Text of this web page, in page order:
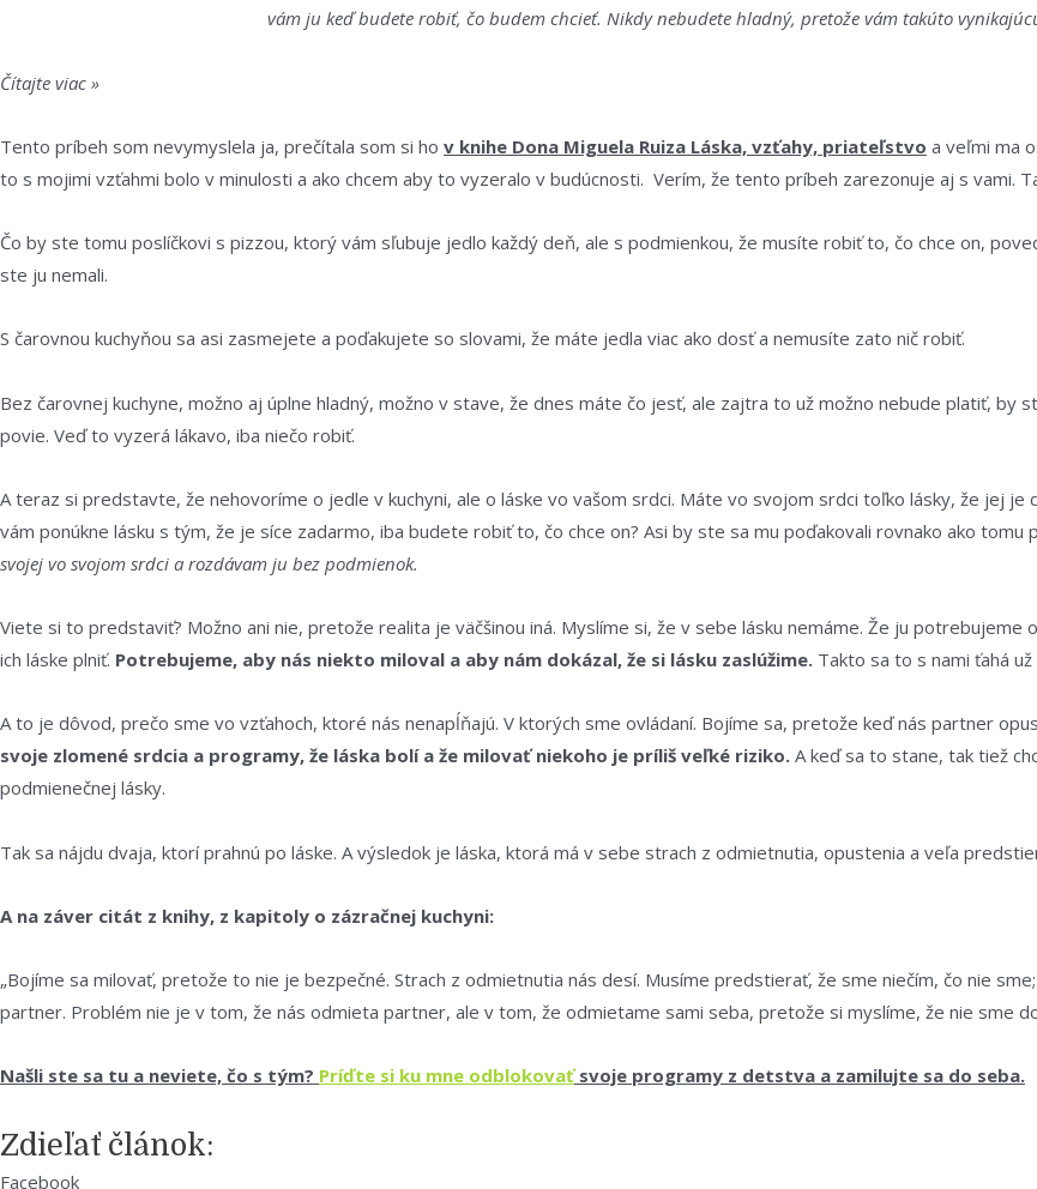
vám ju keď budete robiť, čo budem chcieť. Nikdy nebudete hladný, pretože vám takúto
Čítajte viac »
Tento príbeh som nevymyslela ja, prečítala som si ho v knihe Dona Miguela Ruiza Láska, vzťahy, priateľstvo a veľmi ma
to s mojimi vzťahmi bolo v minulosti a ako chcem aby to vyzeralo v budúcnosti. Verím, že tento príbeh zarezonuje aj s vami.
Čo by ste tomu poslíčkovi s pizzou, ktorý vám sľubuje jedlo každý deň, ale s podmienkou, že musíte robiť to, čo chce on,
ste ju nemali.
S čarovnou kuchyňou sa asi zasmejete a poďakujete so slovami, že máte jedla viac ako dosť a nemusíte zato nič robiť.
Bez čarovnej kuchyne, možno aj úplne hladný, možno v stave, že dnes máte čo jesť, ale zajtra to už možno nebude platiť,
povie. Veď to vyzerá lákavo, iba niečo robiť.
A teraz si predstavte, že nehovoríme o jedle v kuchyni, ale o láske vo vašom srdci. Máte vo svojom srdci toľko lásky, že jej
vám ponúkne lásku s tým, že je síce zadarmo, iba budete robiť to, čo chce on? Asi by ste sa mu poďakovali rovnako ako tomu
svojej vo svojom srdci a rozdávam ju bez podmienok.
Viete si to predstaviť? Možno ani nie, pretože realita je väčšinou iná. Myslíme si, že v sebe lásku nemáme. Že ju
ich láske plniť. Potrebujeme, aby nás niekto miloval a aby nám dokázal, že si lásku zaslúžime. Takto sa to s nami ťahá
A to je dôvod, prečo sme vo vzťahoch, ktoré nás nenapĺňajú. V ktorých sme ovládaní. Bojíme sa, pretože keď nás partner
svoje zlomené srdcia a programy, že láska bolí a že milovať niekoho je príliš veľké riziko. A keď sa to stane, tak tiež
podmienečnej lásky.
Tak sa nájdu dvaja, ktorí prahnú po láske. A výsledok je láska, ktorá má v sebe strach z odmietnutia, opustenia a veľa
A na záver citát z knihy, z kapitoly o zázračnej kuchyni:
„Bojíme sa milovať, pretože to nie je bezpečné. Strach z odmietnutia nás desí. Musíme predstierať, že sme niečím, čo nie
partner. Problém nie je v tom, že nás odmieta partner, ale v tom, že odmietame sami seba, pretože si myslíme, že nie sme
Našli ste sa tu a neviete, čo s tým? Príďte si ku mne odblokovaťsvoje programy z detstva a zamilujte sa do seba.
Zdieľať článok:
Facebook